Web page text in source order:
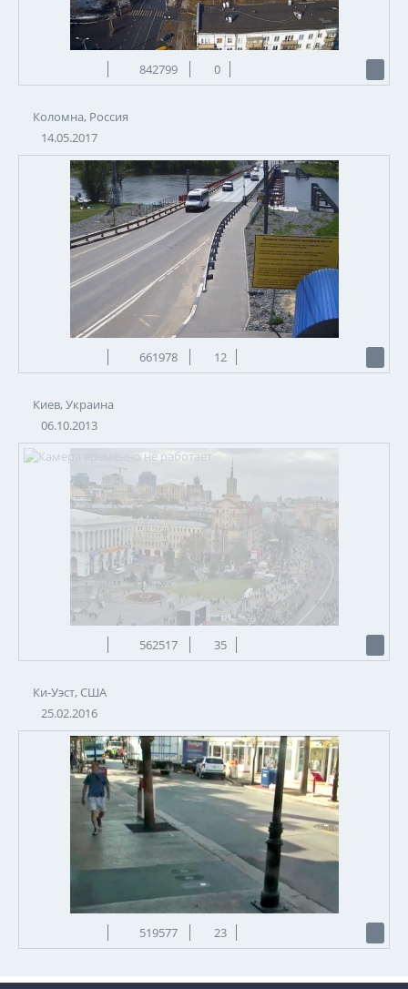
842799 0
Коломна, Россия
14.05.2017
661978 12
Киев, Украина
06.10.2013
562517 35
Ки-Уэст, США
25.02.2016
519577 23